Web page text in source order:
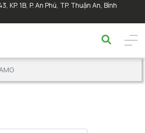
KP. 1B, P. An Phú, TP. Thuận An, Bình